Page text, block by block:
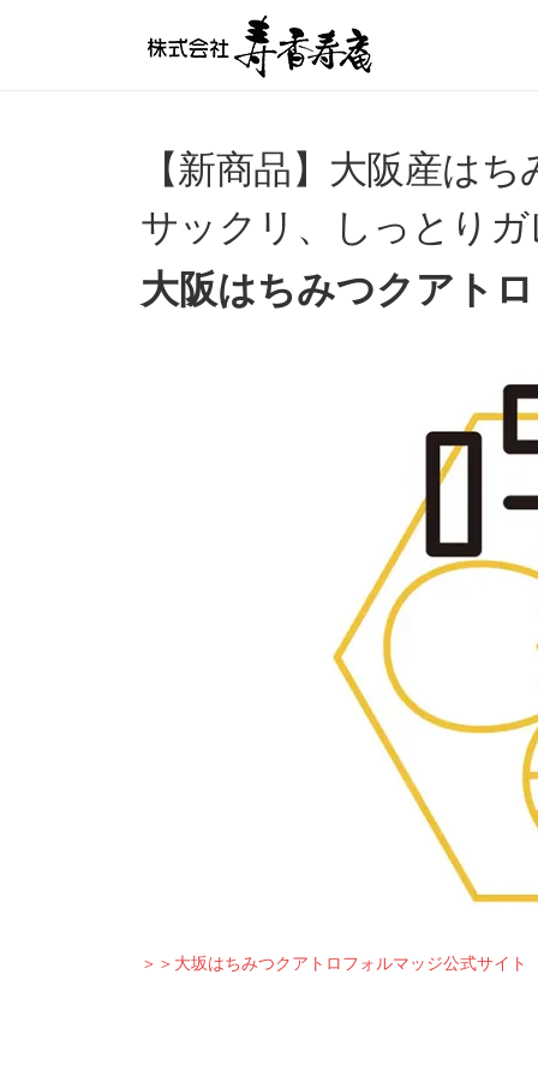
【新商品】大阪産は
サックリ、しっとり
大阪はちみつクアト
＞＞大坂はちみつクアトロフォルマッジ公式サイト